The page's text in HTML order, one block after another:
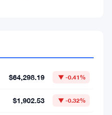
$64,298.19 ▼ -0.41%
$1,902.53 ▼ -0.32%